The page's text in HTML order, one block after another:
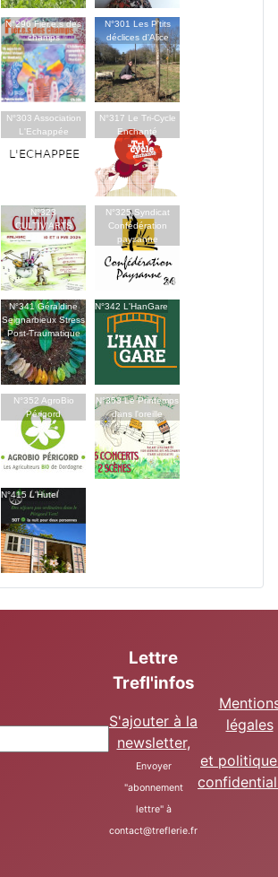
N°296 Fièr.e.s des
champs
N°301 Les P'tits
déclices d'Alice
N°303 Association
L'Echappée
N°317 Le Tri-Cycle
Enchanté
N°323
CULTIV'ARTS
N°325 Syndicat
Confédération
paysanne
N°341 Géraldine
Seignarbieux Stress
Post-Traumatique
N°342 L'HanGare
N°352 AgroBio
Périgord
N°353 Le Printemps
dans l'oreille
N°415 L'Hutel
Lettre
Trefl'infos
S'ajouter à la
newsletter,
Envoyer
"abonnement
lettre" à
contact@treflerie.fr
légales
et